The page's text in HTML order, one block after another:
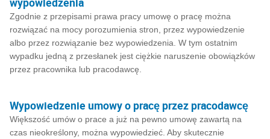
Zgodnie z przepisami prawa pracy umowę o pracę można
rozwiązać na mocy porozumienia stron, przez wypowiedzenie
albo przez rozwiązanie bez wypowiedzenia. W tym ostatnim
wypadku jedną z przesłanek jest ciężkie naruszenie obowiązków
przez pracownika lub pracodawcę.
Wypowiedzenie umowy o pracę przez pracodawcę
Większość umów o prace a już na pewno umowę zawartą na
czas nieokreślony, można wypowiedzieć. Aby skutecznie